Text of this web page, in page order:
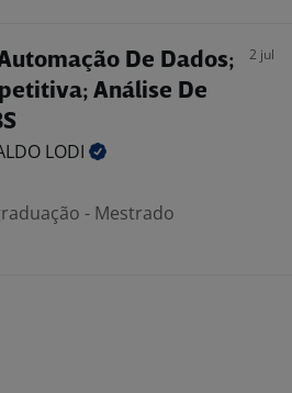
De Dados;
Análise De
2 jul
LODI
- Mestrado